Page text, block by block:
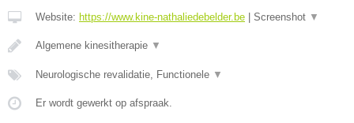
Website: https://www.kine-nathaliedebelder.be Screenshot ▼
Algemene kinesitherapie ▼
Neurologische revalidatie, Functionele ▼
Er wordt gewerkt op afspraak.